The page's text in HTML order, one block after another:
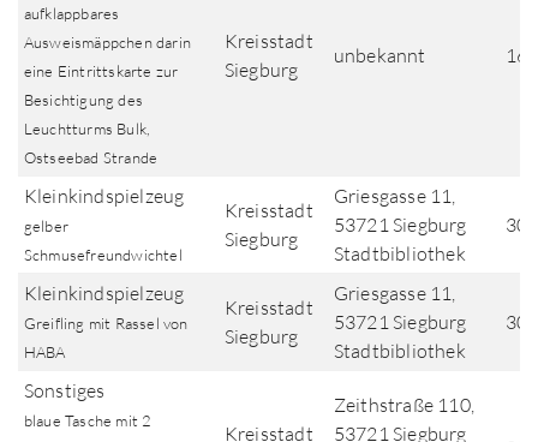
aufklappbares
Ausweismäppchen darin
eine Eintrittskarte zur
Besichtigung des
Leuchtturms Bulk,
Ostseebad Strande
Kreisstadt
Siegburg
unbekannt
Kleinkindspielzeug
gelber
Schmusefreundwichtel
Kreisstadt
Siegburg
Griesgasse 11,
53721 Siegburg
Stadtbibliothek
Kleinkindspielzeug
Greifling mit Rassel von
HABA
Kreisstadt
Siegburg
Griesgasse 11,
53721 Siegburg
Stadtbibliothek
Sonstiges
blaue Tasche mit 2
Kreisstadt
Zeithstraße 110,
53721 Siegburg